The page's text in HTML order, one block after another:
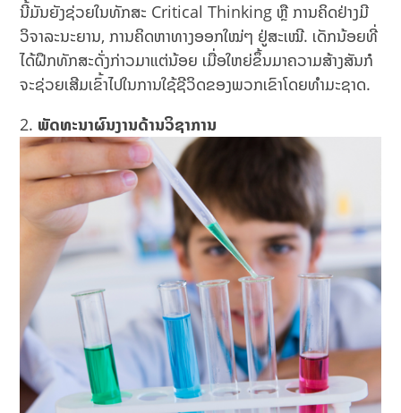
ນີ້ມັນຍັງຊ່ວຍໃນທັກສະ Critical Thinking ຫຼື ການຄິດຢ່າງມີ
ວິຈາລະນະຍານ, ການຄິດຫາທາງອອກໃໝ່ໆ ຢູ່ສະເໝີ. ເດັກນ້ອຍທີ່
ໄດ້ຝຶກທັກສະດັ່ງກ່າວມາແຕ່ນ້ອຍ ເມື່ອໃຫຍ່ຂຶ້ນມາຄວາມສ້າງສັນກໍ
ຈະຊ່ວຍເສີມເຂົ້າໄປໃນການໃຊ້ຊີວິດຂອງພວກເຂົາໂດຍທຳມະຊາດ.​
ພັດທະນາຜົນງານດ້ານວິຊາການ